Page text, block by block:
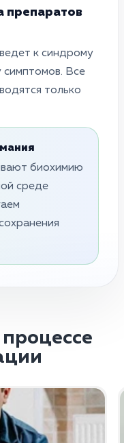
препаратов
к синдрому
Все
только
биохимию
среде
процессе